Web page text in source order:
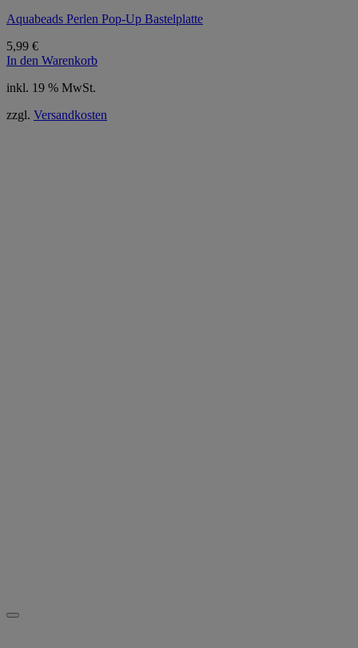
Aquabeads Perlen Pop-Up Bastelplatte
5,99 €
In den Warenkorb
inkl. 19 % MwSt.
zzgl. Versandkosten